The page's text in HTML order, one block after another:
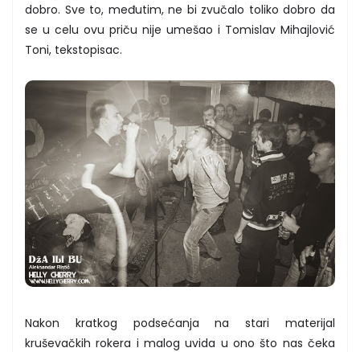
dobro. Sve to, međutim, ne bi zvučalo toliko dobro da
se u celu ovu priču nije umešao i Tomislav Mihajlović
Toni, tekstopisac.
Nakon kratkog podsećanja na stari materijal
kruševačkih rokera i malog uvida u ono što nas čeka